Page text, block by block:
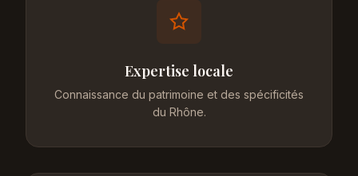
Expertise locale
Connaissance du patrimoine et des spécificités
du Rhône.